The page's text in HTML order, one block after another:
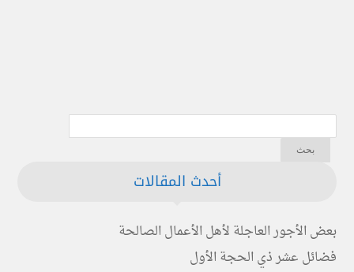
أحدث المقالات
بعض الأجور العاجلة لأهل الأعمال الصالحة
فضائل عشر ذي الحجة الأول